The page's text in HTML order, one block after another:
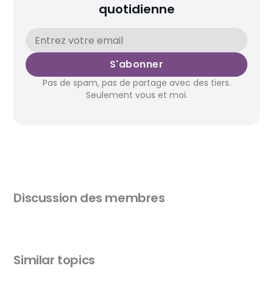
quotidienne
S'abonner
Pas de spam, pas de partage avec des tiers.
Seulement vous et moi.
Discussion des membres
Similar topics